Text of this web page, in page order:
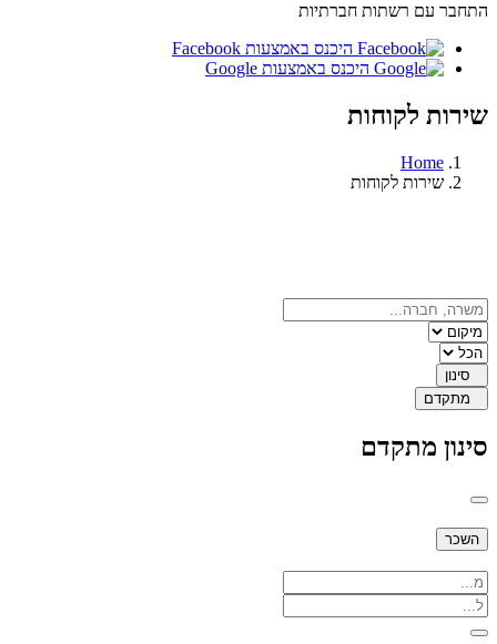
התחבר עם רשתות חברתיות
היכנס באמצעות Facebook
היכנס באמצעות Google
שירות לקוחות
Home
שירות לקוחות
סינון
מתקדם
סינון מתקדם
השכר